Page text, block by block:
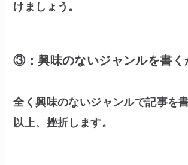
けましょう。
③：興味のないジャンルを書く
全く興味のないジャンルで記事を
以上、挫折します。